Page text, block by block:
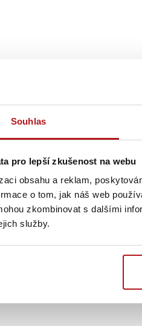
Souhlas
pro lepší zkušenost na webu
obsahu a reklam,
o tom, jak náš web
zkombinovat s dalšími
služby.
kupci přesnou představu
orientaci místností dle
prvků a poměrech